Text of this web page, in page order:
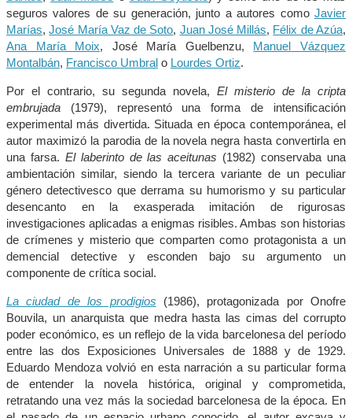
seguros valores de su generación, junto a autores como Javier
Marías,José María Vaz de Soto, Juan José Millás, Félix de Azúa,
Ana María Moix, José María Guelbenzu, Manuel Vázquez
Montalbán, Francisco Umbral o Lourdes Ortiz.
Por el contrario, su segunda novela, El misterio de la cripta
embrujada (1979), representó una forma de intensificación
experimental más divertida. Situada en época contemporánea, el
autor maximizó la parodia de la novela negra hasta convertirla en
una farsa. El laberinto de las aceitunas (1982) conservaba una
ambientación similar, siendo la tercera variante de un peculiar
género detectivesco que derrama su humorismo y su particular
desencanto en la exasperada imitación de rigurosas
investigaciones aplicadas a enigmas risibles. Ambas son historias
de crímenes y misterio que comparten como protagonista a un
demencial detective y esconden bajo su argumento un
componente de crítica social.
La ciudad de los prodigios (1986), protagonizada por Onofre
Bouvila, un anarquista que medra hasta las cimas del corrupto
poder económico, es un reflejo de la vida barcelonesa del período
entre las dos Exposiciones Universales de 1888 y de 1929.
Eduardo Mendoza volvió en esta narración a su particular forma
de entender la novela histórica, original y comprometida,
retratando una vez más la sociedad barcelonesa de la época. En